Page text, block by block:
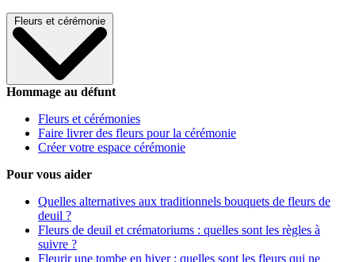
Fleurs et cérémonie
Hommage au défunt
Fleurs et cérémonies
Faire livrer des fleurs pour la cérémonie
Créer votre espace cérémonie
Pour vous aider
Quelles alternatives aux traditionnels bouquets de fleurs de
deuil ?
Fleurs de deuil et crématoriums : quelles sont les règles à
suivre ?
Fleurir une tombe en hiver : quelles sont les fleurs qui ne